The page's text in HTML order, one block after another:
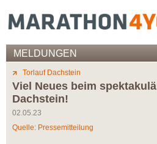
MELDUNGEN
Torlauf Dachstein
Viel Neues beim
Dachstein!
02.05.23
Quelle: Pressemitteilung